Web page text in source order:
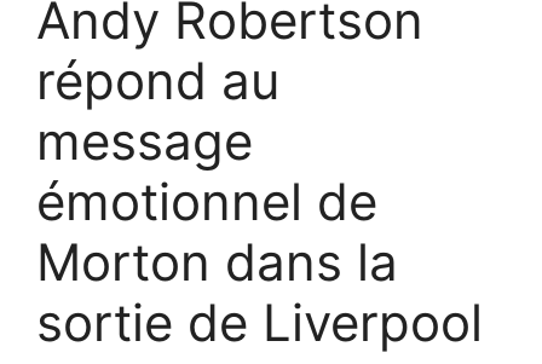
Andy Robertson
répond au
message
émotionnel de
Morton dans la
sortie de Liverpool